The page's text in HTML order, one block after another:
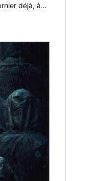
déjà, à...